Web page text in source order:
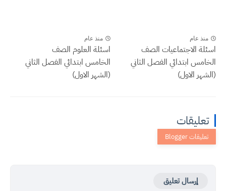
منذ عام
اسئلة الاجتماعيات الصف
الخامس ابتدائي الفصل الثاني
(الشهر الاول)
منذ عام
اسئلة العلوم الصف
الخامس ابتدائي الفصل الثاني
(الشهر الاول)
تعليقات
إرسال تعليق